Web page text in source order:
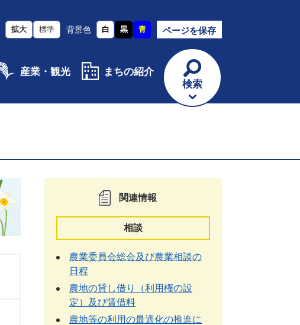
拡大 標準 背景色 白 黒 青 ページを保存
産業・観光
まちの紹介
検索
関連情報
相談
農業委員会総会及び農業相談の
日程
農地の貸し借り（利用権の設
定）及び賃借料
農地等の利用の最適化の推進に